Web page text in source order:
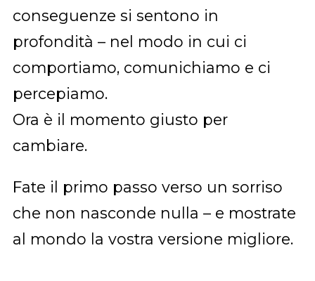
conseguenze si sentono in
profondità – nel modo in cui ci
comportiamo, comunichiamo e ci
percepiamo.
Ora è il momento giusto per
cambiare.
Fate il primo passo verso un sorriso
che non nasconde nulla – e mostrate
al mondo la vostra versione migliore.